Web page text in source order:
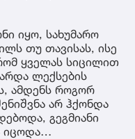
იყო, სახუმარო
თუ თავისას, ისე
ყველას სიცილით
ლექსების
ამდენს როგორ
არ ჰქონდა
გეგმიანი
იცოდა…